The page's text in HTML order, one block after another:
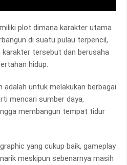
plot dimana karakter utama
di suatu pulau terpencil,
karakter tersebut dan berusaha
hidup.
adalah untuk melakukan berbagai
mencari sumber daya,
membangun tempat tidur
yang cukup baik, gameplay
meskipun sebenarnya masih